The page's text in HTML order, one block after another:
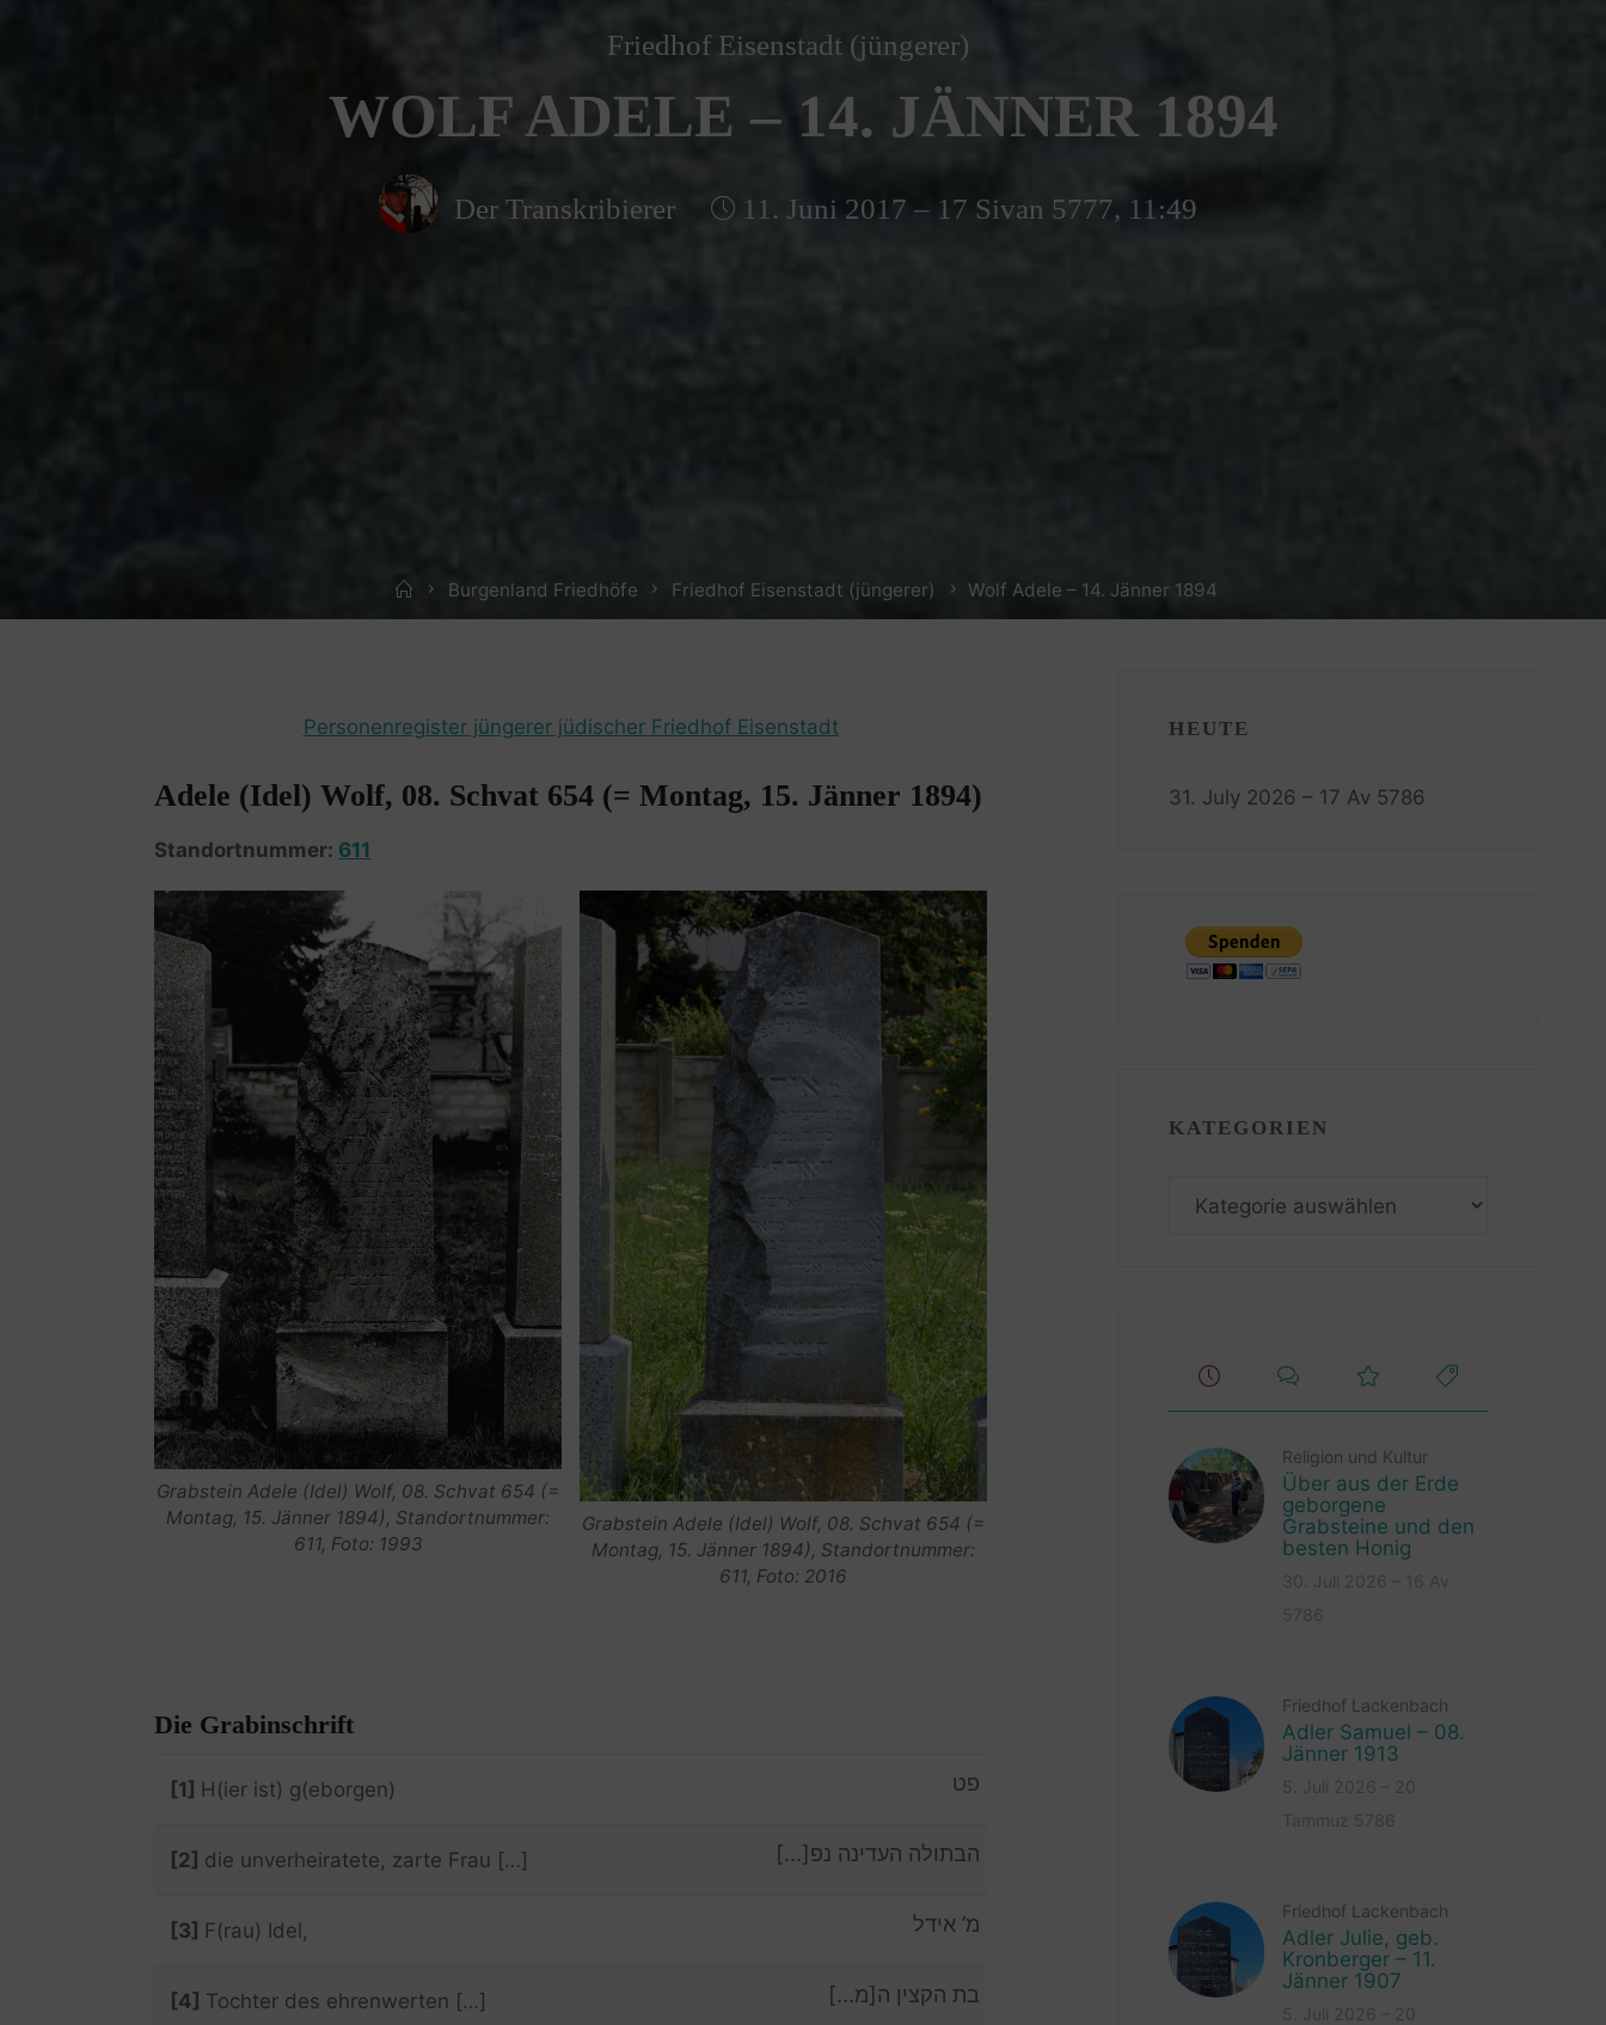
Friedhof Eisenstadt (jüngerer)
WOLF ADELE – 14. JÄNNER 1894
Der Transkribierer 11. Juni 2017 – 17 Sivan 5777, 11:49
HomeBurgenland Friedhöfe Friedhof Eisenstadt (jüngerer) Wolf Adele – 14. Jänner 1894
Personenregister jüngerer jüdischer Friedhof Eisenstadt
Adele (Idel) Wolf, 08. Schvat 654 (= Montag, 15. Jänner 1894)
Standortnummer: 611
Grabstein Adele (Idel) Wolf, 08. Schvat 654 (=
Montag, 15. Jänner 1894), Standortnummer:
611, Foto: 1993
Grabstein Adele (Idel) Wolf, 08. Schvat 654 (=
Montag, 15. Jänner 1894), Standortnummer:
611, Foto: 2016
Die Grabinschrift
[1] H(ier ist) g(eborgen) פט
[2] die unverheiratete, zarte Frau […] הבתולה העדינה נפ[…]
[3] F(rau) Idel, מ’ אידל
[4] Tochter des ehrenwerten […] בת הקצין ה[מ…]
HEUTE
31. July 2026 – 17 Av 5786
KATEGORIEN
Religion und Kultur
Über aus der Erde
geborgene
Grabsteine und den
besten Honig
Friedhof Lackenbach
Adler Samuel – 08.
Jänner 1913
Friedhof Lackenbach
Adler Julie, geb.
Kronberger – 11.
Jänner 1907